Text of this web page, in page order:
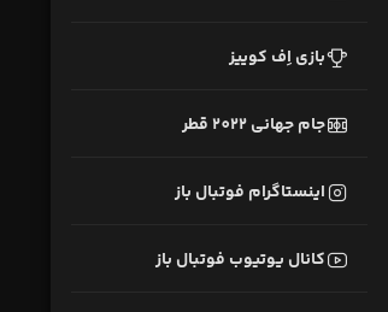
بازی اِف کوییز
جام جهانی 2022 قطر
اینستاگرام فوتبال باز
کانال یوتیوب فوتبال باز